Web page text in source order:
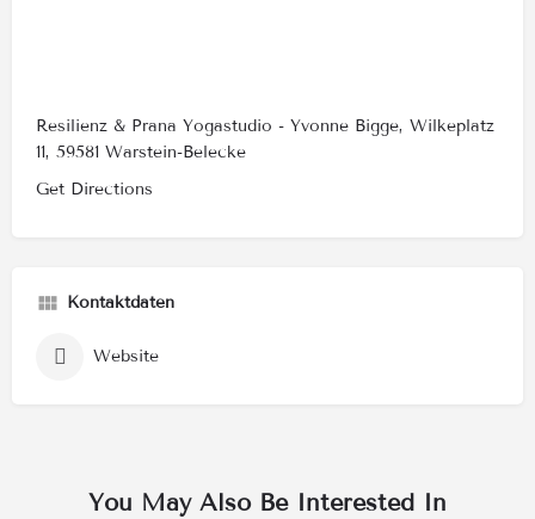
Resilienz & Prana Yogastudio - Yvonne Bigge, Wilkeplatz
11, 59581 Warstein-Belecke
Get Directions
Kontaktdaten
Website
You May Also Be Interested In